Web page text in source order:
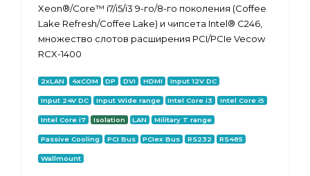
Xeon®/Core™ i7/i5/i3 9-го/8-го поколения (Coffee
Lake Refresh/Coffee Lake) и чипсета Intel® C246,
множество слотов расширения PCI/PCIe Vecow
RCX-1400
2xLAN 4xCOM DP DVI HDMI Input 12V DC
Input 24V DC Input Wide range Intel Core i3 Intel Core i5
Intel Core i7 Isolation LAN Military T range
Passive Cooling PCI Bus PCIex Bus RS232 RS485
Wallmount